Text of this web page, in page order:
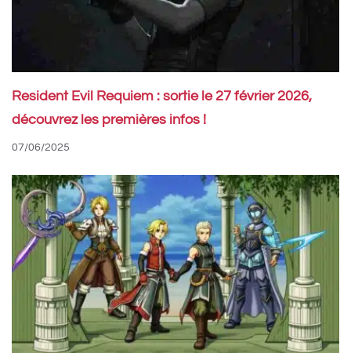
Resident Evil Requiem : sortie le 27 février 2026,
découvrez les premières infos !
07/06/2025